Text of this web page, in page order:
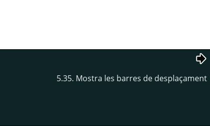
5.35. Mostra les barres de desplaçament